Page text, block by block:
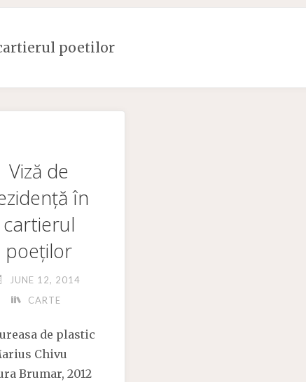
poetilor
Viză de
în
cartierul
poeților
JUNE 12, 2014
CARTE
de plastic
Chivu
Brumar, 2012